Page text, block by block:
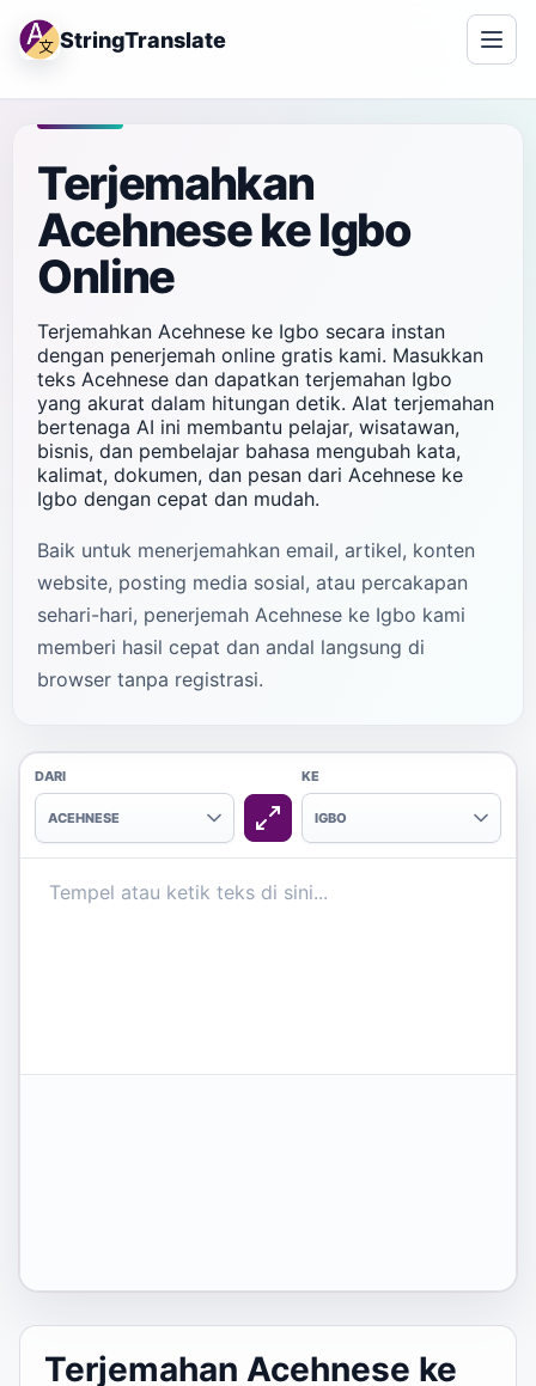
StringTranslate
Terjemahkan
Acehnese ke Igbo
Online
Terjemahkan Acehnese ke Igbo secara instan
dengan penerjemah online gratis kami. Masukkan
teks Acehnese dan dapatkan terjemahan Igbo
yang akurat dalam hitungan detik. Alat terjemahan
bertenaga AI ini membantu pelajar, wisatawan,
bisnis, dan pembelajar bahasa mengubah kata,
kalimat, dokumen, dan pesan dari Acehnese ke
Igbo dengan cepat dan mudah.
Baik untuk menerjemahkan email, artikel, konten
website, posting media sosial, atau percakapan
sehari-hari, penerjemah Acehnese ke Igbo kami
memberi hasil cepat dan andal langsung di
browser tanpa registrasi.
DARI
ACEHNESE
KE
IGBO
Terjemahan Acehnese ke